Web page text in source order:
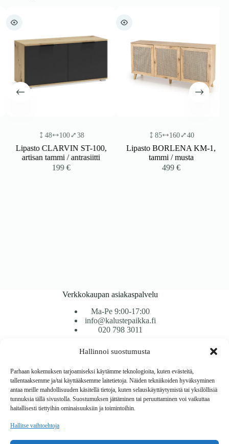
Hallinnoi suostumusta
Parhaan kokemuksen tarjoamiseksi käytämme teknologioita, kuten evästeitä,
tallentaaksemme ja/tai käyttääksemme laitetietoja. Näiden tekniikoiden hyväksyminen
antaa meille mahdollisuuden käsitellä tietoja, kuten selauskäyttäytymistä tai yksilöllisiä
tunnuksia tällä sivustolla. Suostumuksen jättäminen tai peruuttaminen voi vaikuttaa
haitallisesti tiettyihin ominaisuuksiin ja toimintoihin.
Hallitse vaihtoehtoja
48 100 38
Lipasto CLARVIN ST-100,
artisan tammi / antrasiitti
199€
85 160 40
Lipasto BORLENA KM-1,
tammi / musta
499€
Verkkokaupan asiakaspalvelu
Ma-Pe 9:00-17:00
info@kalustepaikka.fi
020 798 3011
Tavarantoimitus / Maksutavat
Toimitustavat
Maksutavat
Vaihto ja palautus
Reklamaatiot